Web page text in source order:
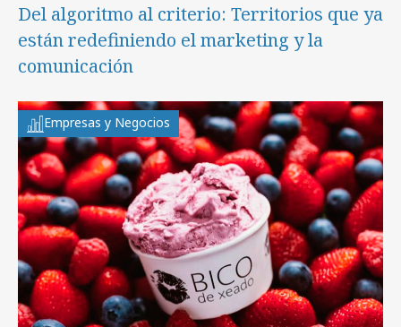
Del algoritmo al criterio: Territorios que ya
están redefiniendo el marketing y la
comunicación
Empresas y Negocios